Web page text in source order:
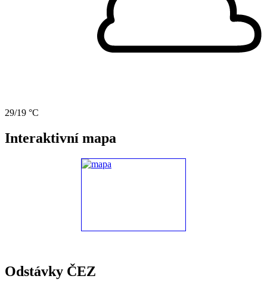
29/19 °C
Interaktivní mapa
Odstávky ČEZ